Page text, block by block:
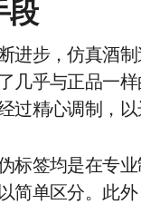
段
进步，仿真酒
几乎与正品一
过精心调制，以
标签均是在专
简单区分。此